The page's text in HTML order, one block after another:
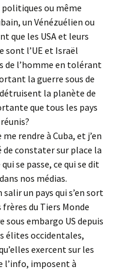
ou même
un Vénézuélien ou
que les USA et leurs
sont l’UE et Israël
de l’homme en tolérant
la guerre sous de
la planète de
que tous les pays
me rendre à Cuba, et j’en
de constater sur place la
se passe, ce qui se dit
nos médias.
un pays qui s’en sort
frères du Tiers Monde
sous embargo US depuis
élites occidentales,
exercent sur les
l’info, imposent à